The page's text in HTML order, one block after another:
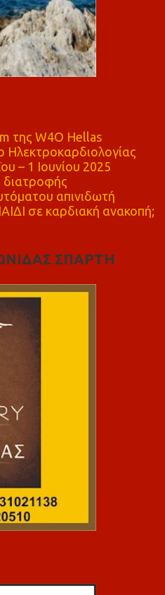
της W4O Hellas
Ηλεκτροκαρδιολογίας
– 1 Ιουνίου 2025
διατροφής
απινιδωτή
σε καρδιακή ανακοπή;
ΣΠΑΡΤΗ